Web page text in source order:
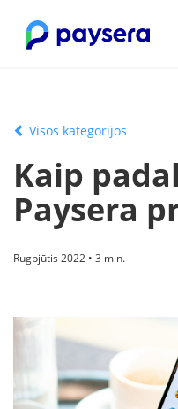
Visos kategorijos
Kaip
Paysera
Rugpjūtis 2022 • 3 min.